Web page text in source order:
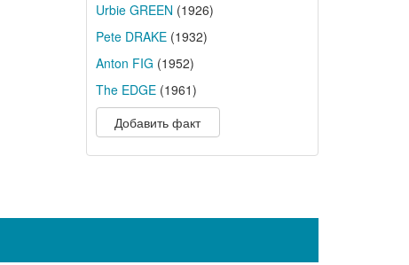
Urbie GREEN (1926)
Pete DRAKE(1932)
Anton FIG (1952)
The EDGE(1961)
Добавить факт